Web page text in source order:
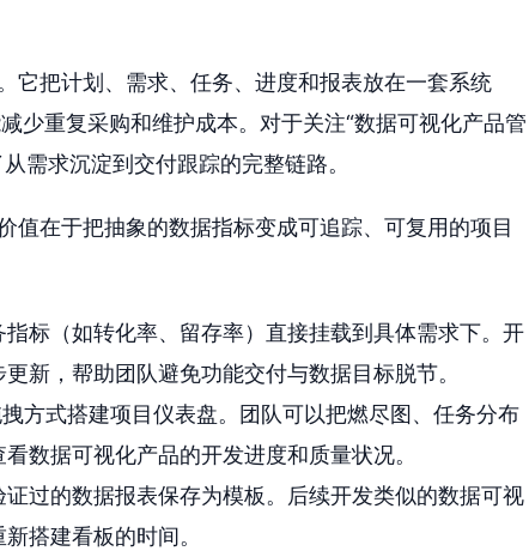
它把计划、需求、任务、进度和报表放在一套系统
少重复采购和维护成本。对于关注“数据可视化产品管
需求沉淀到交付跟踪的完整链路。
值在于把抽象的数据指标变成可追踪、可复用的项目
标（如转化率、留存率）直接挂载到具体需求下。开
新，帮助团队避免功能交付与数据目标脱节。
方式搭建项目仪表盘。团队可以把燃尽图、任务分布
数据可视化产品的开发进度和质量状况。
过的数据报表保存为模板。后续开发类似的数据可视
搭建看板的时间。